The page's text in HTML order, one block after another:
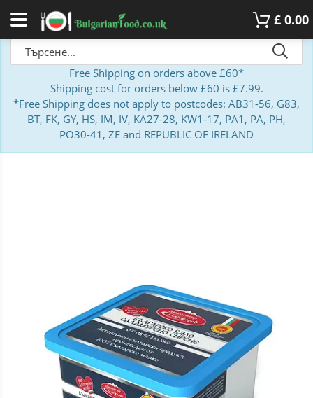
£ 0.00
Free Shipping on orders above £60*
Shipping cost for orders below £60 is £7.99.
*Free Shipping does not apply to postcodes: AB31-56, G83,
BT, FK, GY, HS, IM, IV, KA27-28, KW1-17, PA1, PA, PH,
PO30-41, ZE and REPUBLIC OF IRELAND